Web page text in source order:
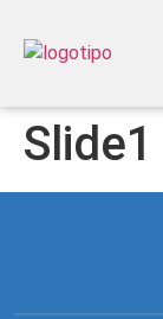
Slide1